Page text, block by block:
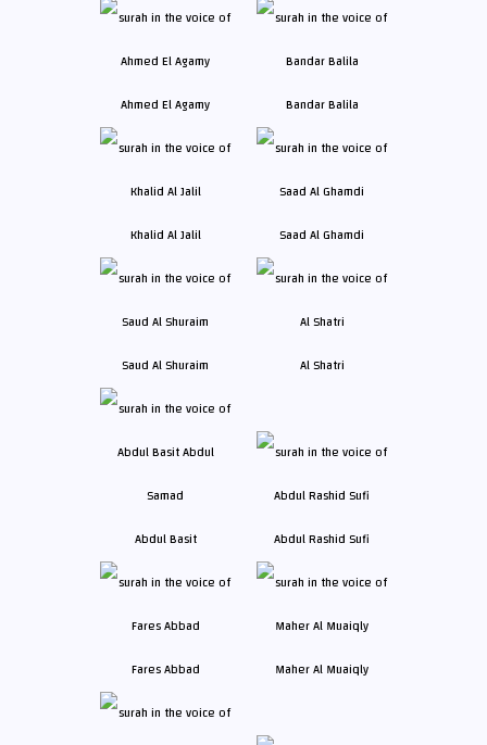
Ahmed El Agamy Bandar Balila
Khalid Al Jalil Saad Al Ghamdi
Saud Al Shuraim Al Shatri
Abdul Basit Abdul Rashid Sufi
Fares Abbad Maher Al Muaiqly